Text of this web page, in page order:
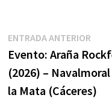
Navegación
de
entradas
ENTRADA ANTERIOR
Evento: Araña
(2026) –
la Mata (Cáceres)